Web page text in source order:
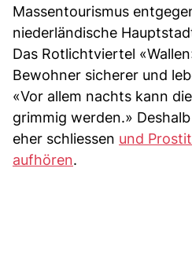
Massentourismus
niederländische
Das Rotlichtviertel
Bewohner sicherer und
«Vor allem nachts kann
grimmig werden.»
eher schliessen und
aufhören.